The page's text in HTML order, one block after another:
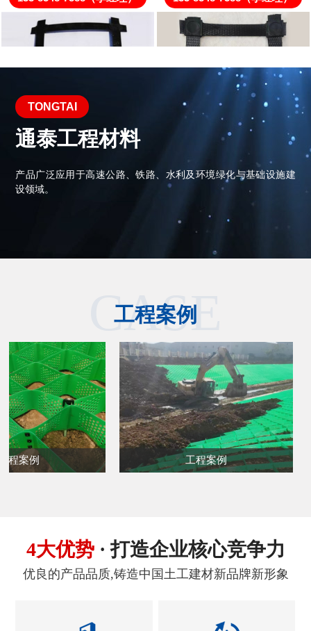
聚丙烯焊接塑料土工格栅
133-8548-7588（李经理）
聚丙烯凸节点土工格栅
133-8548-7588（李经理）
短纤针刺非织造士工布
133-8548-7588（李经理）
长丝纺粘针刺非织造土工布
133-8548-7588（李经理）
TONGTAI
通泰工程材料
产品广泛应用于高速公路、铁路、水利及环境绿化与基础设施建
设领域。
CASE
工程案例
工程案例 工程案例
4大优势· 打造企业核心竞争力
优良的产品品质,铸造中国土工建材新品牌新形象